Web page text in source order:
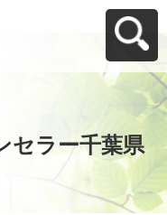
セラー千葉県